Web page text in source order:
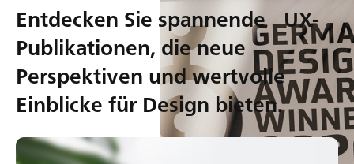
Entdecken Sie spannende UX-
Publikationen, die neue
Perspektiven und wertvolle
Einblicke für Design bieten.